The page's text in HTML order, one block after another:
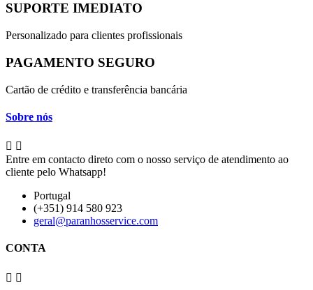
SUPORTE IMEDIATO
Personalizado para clientes profissionais
PAGAMENTO SEGURO
Cartão de crédito e transferência bancária
Sobre nós
 
Entre em contacto direto com o nosso serviço de atendimento ao
cliente pelo Whatsapp!
Portugal
(+351) 914 580 923
geral@paranhosservice.com
CONTA
 